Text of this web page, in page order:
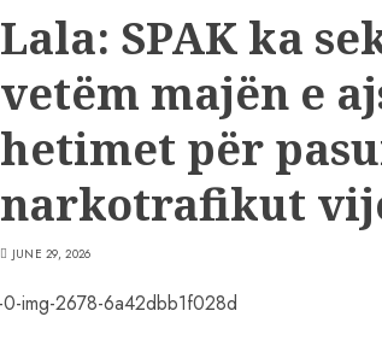
Lala: SPAK ka
vetëm majën e
hetimet për
narkotrafikut
JUNE 29, 2026